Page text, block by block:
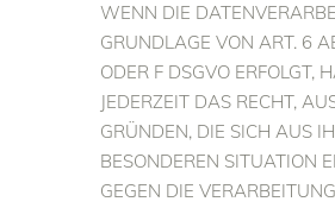
WENN DIE
GRUNDLAGE VON ART. 6
ODER F DSGVO ERFOLGT,
JEDERZEIT DAS RECHT,
GRÜNDEN, DIE SICH AUS
BESONDEREN SITUATION
GEGEN DIE